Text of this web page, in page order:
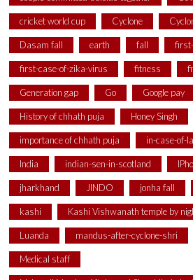
cricket world cup Cyclone
Dasam fall earth fall
first-case-of-zika-virus fitness
Generation gap Go Google pay
History of chhath puja Honey Singh
importance of chhath puja in-case-of-
India indian-sen-in-scotland
jharkhand JINDO jonha fall
kashi Kashi Vishwanath temple by
Luanda mandus-after-cyclone-shri
Medical staff